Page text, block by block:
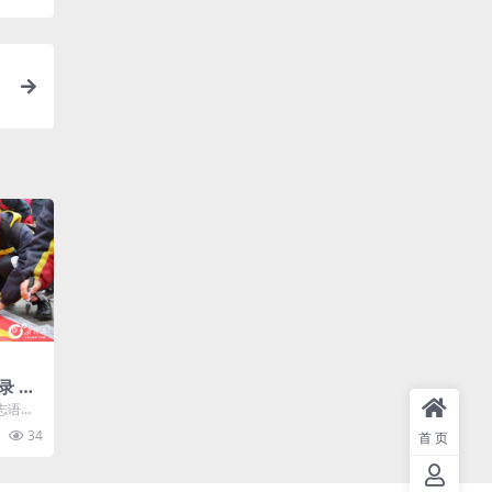
五
生
录
寄语
34 首页